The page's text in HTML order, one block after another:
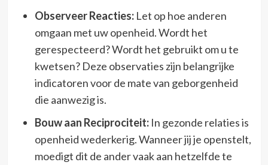
Observeer Reacties:Let op hoe anderen
omgaan met uw openheid. Wordt het
gerespecteerd? Wordt het gebruikt om u te
kwetsen? Deze observaties zijn belangrijke
indicatoren voor de mate van geborgenheid
die aanwezig is.
Bouw aan Reciprociteit:In gezonde relaties is
openheid wederkerig. Wanneer jij je openstelt,
moedigt dit de ander vaak aan hetzelfde te